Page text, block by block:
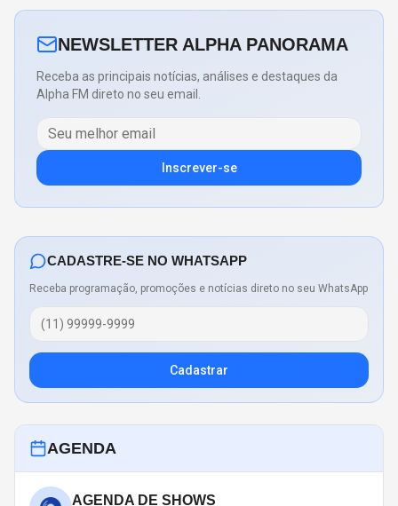
NEWSLETTER ALPHA PANORAMA
Receba as principais notícias, análises e destaques da
Alpha FM direto no seu email.
Inscrever-se
CADASTRE-SE NO WHATSAPP
Receba programação, promoções e notícias direto no seu WhatsApp
Cadastrar
AGENDA
AGENDA DE SHOWS